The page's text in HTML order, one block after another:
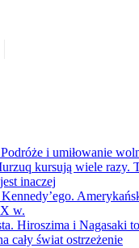
i umiłowanie
kursują wiele razy.
inaczej
w.
Hiroszima i Nagasaki
cały świat ostrzeżenie